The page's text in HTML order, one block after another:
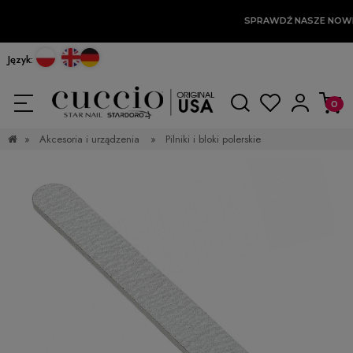
SPRAWDŹ NASZE
Język:
» Akcesoria i urządzenia » Pilniki i bloki polerskie